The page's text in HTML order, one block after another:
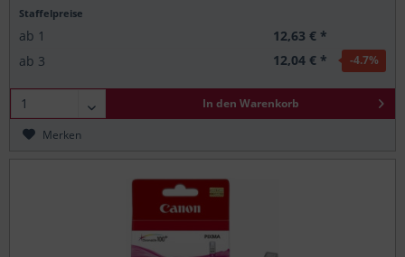
Staffelpreise
ab 1
12,63 € *
ab 3 12,04 € * -4.7%
In den Warenkorb
Merken